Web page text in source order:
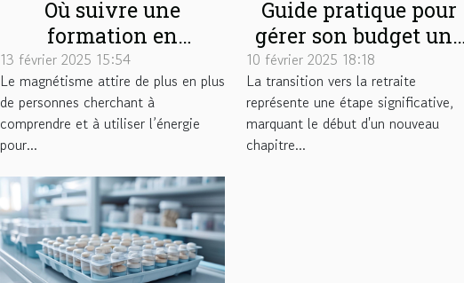
Où suivre une
formation en
magnétisme ?
13 février 2025 15:54
Le magnétisme attire de plus en plus
de personnes cherchant à
comprendre et à utiliser l’énergie
pour...
Guide pratique pour
gérer son budget une
fois à la retraite
10 février 2025 18:18
La transition vers la retraite
représente une étape significative,
marquant le début d'un nouveau
chapitre...